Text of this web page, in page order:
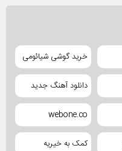
خرید گوشی شیائومی
دانلود آهنگ جدید
webone.co
کمک به خیریه